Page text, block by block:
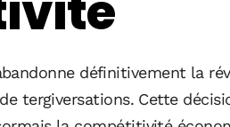
définitivement la
tergiversations. Cette